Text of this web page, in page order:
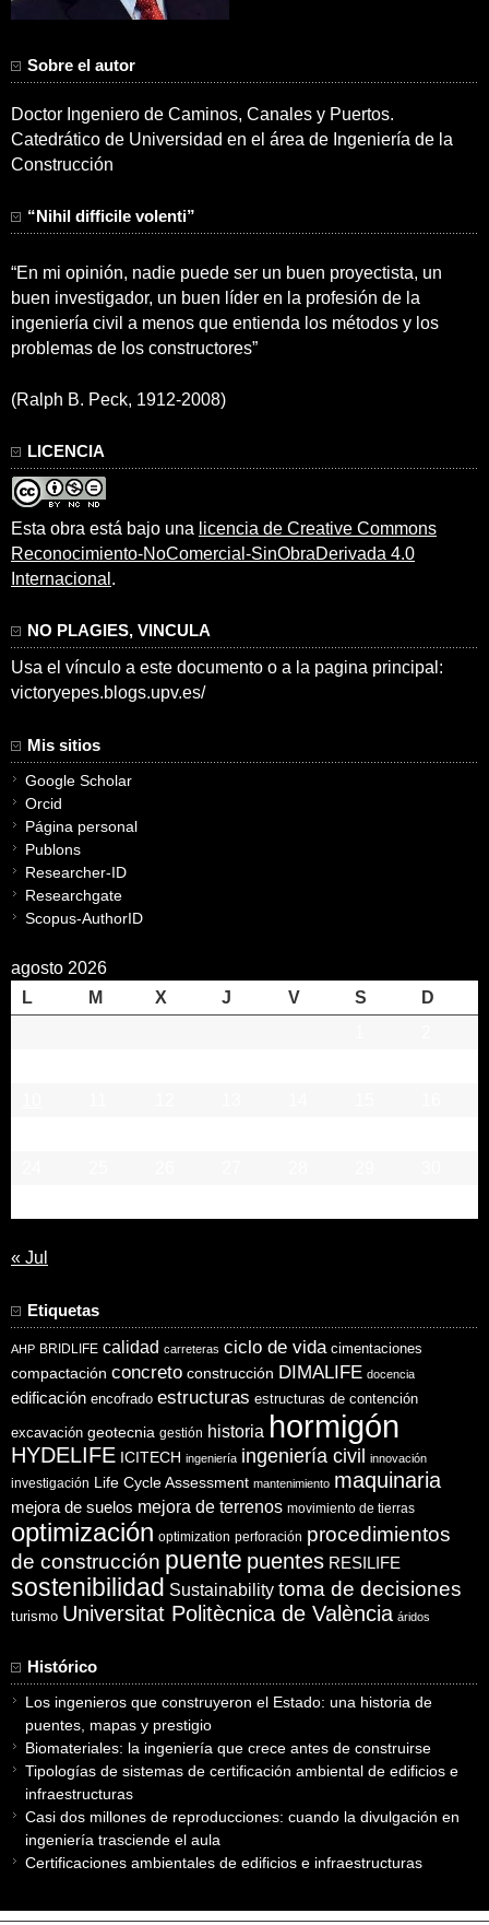
Sobre el autor
Doctor Ingeniero de Caminos, Canales y Puertos.
Catedrático de Universidad en el área de Ingeniería de la
Construcción
“Nihil difficile volenti”
“En mi opinión, nadie puede ser un buen proyectista, un
buen investigador, un buen líder en la profesión de la
ingeniería civil a menos que entienda los métodos y los
problemas de los constructores”
(Ralph B. Peck, 1912-2008)
LICENCIA
Esta obra está bajo una licencia de Creative Commons
Reconocimiento-NoComercial-SinObraDerivada 4.0
Internacional .
NO PLAGIES, VINCULA
Usa el vínculo a este documento o a la pagina principal:
victoryepes.blogs.upv.es/
Mis sitios
Google Scholar
Orcid
Página personal
Publons
Researcher-ID
Researchgate
Scopus-AuthorID
agosto 2026
L
M X J V S
D
« Jul
Etiquetas
AHP BRIDLIFE calidad carreteras ciclo de vida cimentaciones
compactación concreto construcción DIMALIFE docencia
edificación encofrado estructuras estructuras de contención
excavación geotecnia gestión historia hormigón
HYDELIFE ICITECH ingeniería ingeniería civil innovación
investigación Life Cycle Assessment mantenimiento maquinaria
mejora de suelos mejora de terrenos movimiento de tierras
optimización optimization perforación procedimientos
de construcción puente puentes RESILIFE
sostenibilidad Sustainability toma de decisiones
turismo Universitat Politècnica de València áridos
Histórico
Los ingenieros que construyeron el Estado: una historia de
puentes, mapas y prestigio
Biomateriales: la ingeniería que crece antes de construirse
Tipologías de sistemas de certificación ambiental de edificios e
infraestructuras
Casi dos millones de reproducciones: cuando la divulgación en
ingeniería trasciende el aula
Certificaciones ambientales de edificios e infraestructuras